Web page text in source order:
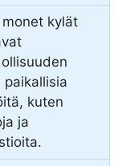
monet kylät
paikallisia
kuten
ja